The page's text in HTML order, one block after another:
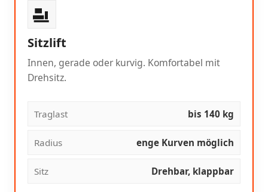
Sitzlift
Innen, gerade oder kurvig. Komfortabel mit
Drehsitz.
Traglast bis 140 kg
Radius enge Kurven möglich
Sitz Drehbar, klappbar